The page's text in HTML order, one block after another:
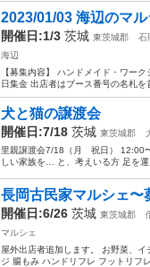
2023/01/03 海辺のマ
開催日:1/3 茨城 東茨城郡 石
海辺
【募集内容】 ハンドメイド・ワ
日集金 出店者はブース番号の名札を
犬と猫の譲渡会
開催日:7/18 茨城 東茨城郡
里親譲渡会7/18（月 祝日） 12:00
しい家族を… と、考えいる方 足を
長岡古民家マルシェ〜
開催日:6/26 茨城 東茨城郡
マルシェ
屋外出店者追加します。 お野菜、
ジ 腸もみ ハンドリフレ フットリフ